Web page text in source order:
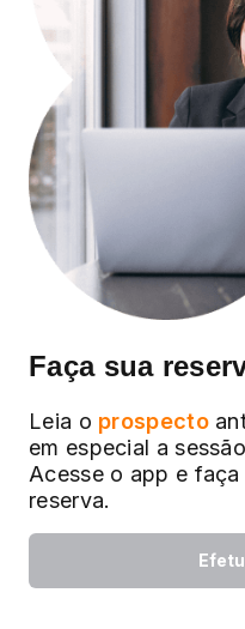
Faça sua
Leia o prospecto
em especial a
Acesse o app e
reserva.